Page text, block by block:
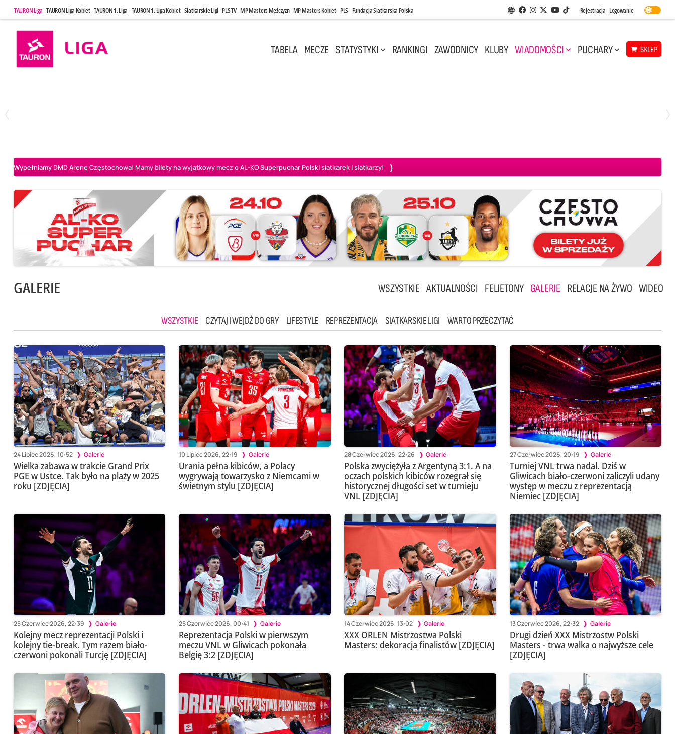
TAURON Liga TAURON Liga Kobiet TAURON 1. Liga TAURON 1. Liga Kobiet Siatkarskie Ligi PLS TV MP Masters Mężczyzn MP Masters Kobiet PLS Fundacja Siatkarska Polska Aplikacja Siatkarskie Ligi
Facebook
Instagram
Twitter
Youtube
TikTok
Rejestracja Logowanie
TABELA MECZE STATYSTYKI RANKINGI ZAWODNICY KLUBY WIADOMOŚCI PUCHARY SKLEP
Wypełniamy DMD Arenę Częstochowa! Mamy bilety na wyjątkowy mecz o AL-KO Superpuchar Polski siatkarek i siatkarzy!
GALERIE WSZYSTKIE AKTUALNOŚCI FELIETONY GALERIE RELACJE NA ŻYWO WIDEO
WSZYSTKIE CZYTAJ I WEJDŹ DO GRY LIFESTYLE REPREZENTACJA SIATKARSKIE LIGI WARTO PRZECZYTAĆ
24 Lipiec 2026, 10:52 Galerie
Wielka zabawa w trakcie Grand Prix
PGE w Ustce. Tak było na plaży w 2025
roku [ZDJĘCIA]
10 Lipiec 2026, 22:19 Galerie
Urania pełna kibiców, a Polacy
wygrywają towarzysko z Niemcami w
świetnym stylu [ZDJĘCIA]
28 Czerwiec 2026, 22:26 Galerie
Polska zwyciężyła z Argentyną 3:1. A na
oczach polskich kibiców rozegrał się
historycznej długości set w turnieju
VNL [ZDJĘCIA]
27 Czerwiec 2026, 20:19 Galerie
Turniej VNL trwa nadal. Dziś w
Gliwicach biało-czerwoni zaliczyli udany
występ w meczu z reprezentacją
Niemiec [ZDJĘCIA]
25 Czerwiec 2026, 22:39 Galerie
Kolejny mecz reprezentacji Polski i
kolejny tie-break. Tym razem biało-
czerwoni pokonali Turcję [ZDJĘCIA]
25 Czerwiec 2026, 00:41 Galerie
Reprezentacja Polski w pierwszym
meczu VNL w Gliwicach pokonała
Belgię 3:2 [ZDJĘCIA]
14 Czerwiec 2026, 13:02 Galerie
XXX ORLEN Mistrzostwa Polski
Masters: dekoracja finalistów [ZDJĘCIA]
13 Czerwiec 2026, 22:32 Galerie
Drugi dzień XXX Mistrzostw Polski
Masters - trwa walka o najwyższe cele
[ZDJĘCIA]